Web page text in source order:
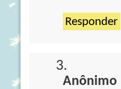
Responder
Anônimo